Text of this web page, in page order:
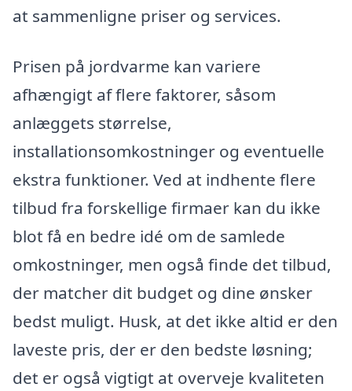
at sammenligne priser og services.
Prisen på jordvarme kan variere
afhængigt af flere faktorer, såsom
anlæggets størrelse,
installationsomkostninger og eventuelle
ekstra funktioner. Ved at indhente flere
tilbud fra forskellige firmaer kan du ikke
blot få en bedre idé om de samlede
omkostninger, men også finde det tilbud,
der matcher dit budget og dine ønsker
bedst muligt. Husk, at det ikke altid er den
laveste pris, der er den bedste løsning;
det er også vigtigt at overveje kvaliteten